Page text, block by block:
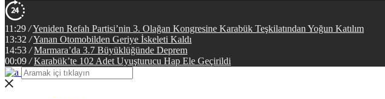
11:29 /Yeniden Refah Partisi’nin 3. Olağan Kongresine Karabük Teşkilatından Yoğun Katılım
13:32 /Yanan Otomobilden Geriye İskeleti Kaldı
14:53 / Marmara’da 3.7 Büyüklüğünde Deprem
00:09 / Karabük’te 102 Adet Uyuşturucu Hap Ele Geçirildi